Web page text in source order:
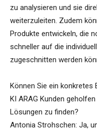
zu analysieren und sie
weiterzuleiten. Zudem
Produkte entwickeln, die
schneller auf die
zugeschnitten werden
Können Sie ein konkretes
KI ARAG Kunden
Lösungen zu finden?
Antonia Strohschen: Ja,